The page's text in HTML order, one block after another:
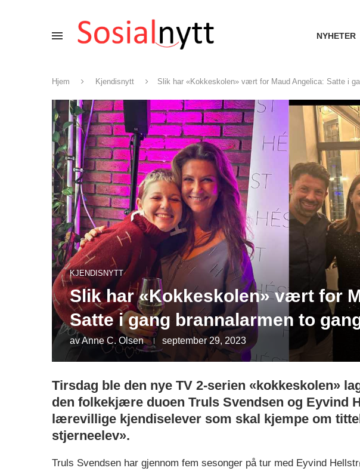
NYHETER
Hjem Kjendisnytt Slik har «Kokkeskolen» vært for Maud Angelica: Satte i
KJENDISNYTT
Slik har «Kokkeskolen» vært for
Satte i gang brannalarmen to
avAnne C. Olsen september 29, 2023
Tirsdag ble den nye TV 2-serien «kokkeskolen»
den folkekjære duoen Truls Svendsen og Eyvind
lærevillige kjendiselever som skal kjempe om
stjerneelev».
Truls Svendsen har gjennom fem sesonger på tur med Eyvind